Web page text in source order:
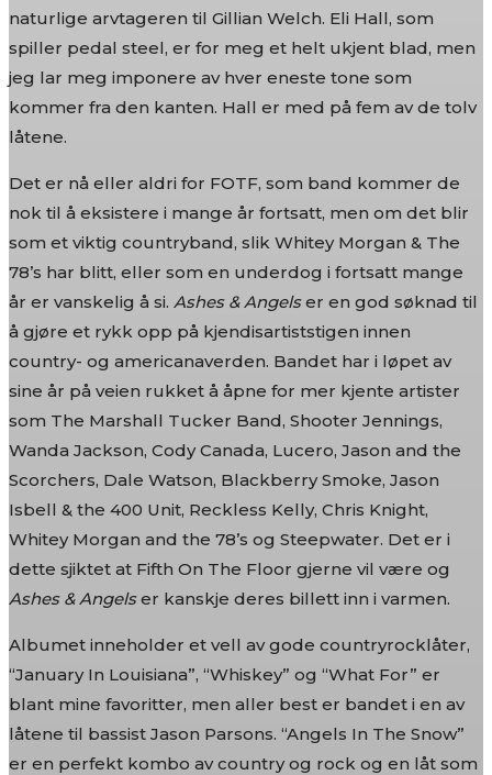
naturlige arvtageren til Gillian Welch. Eli Hall, som
spiller pedal steel, er for meg et helt ukjent blad, men
jeg lar meg imponere av hver eneste tone som
kommer fra den kanten. Hall er med på fem av de tolv
låtene.
Det er nå eller aldri for FOTF, som band kommer de
nok til å eksistere i mange år fortsatt, men om det blir
som et viktig countryband, slik Whitey Morgan & The
78’s har blitt, eller som en underdog i fortsatt mange
år er vanskelig å si. Ashes & Angelser en god søknad til
å gjøre et rykk opp på kjendisartiststigen innen
country- og americanaverden. Bandet har i løpet av
sine år på veien rukket å åpne for mer kjente artister
som The Marshall Tucker Band, Shooter Jennings,
Wanda Jackson, Cody Canada, Lucero, Jason and the
Scorchers, Dale Watson, Blackberry Smoke, Jason
Isbell & the 400 Unit, Reckless Kelly, Chris Knight,
Whitey Morgan and the 78’s og Steepwater. Det er i
dette sjiktet at Fifth On The Floor gjerne vil være og
Ashes & Angelser kanskje deres billett inn i varmen.
Albumet inneholder et vell av gode countryrocklåter,
“January In Louisiana”, “Whiskey” og “What For” er
blant mine favoritter, men aller best er bandet i en av
låtene til bassist Jason Parsons. “Angels In The Snow”
er en perfekt kombo av country og rock og en låt som